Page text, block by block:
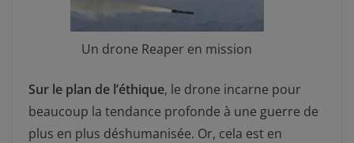
Un drone Reaper en mission
Sur le plan de l’éthique, le drone incarne pour
beaucoup la tendance profonde à une guerre de
plus en plus déshumanisée. Or, cela est en